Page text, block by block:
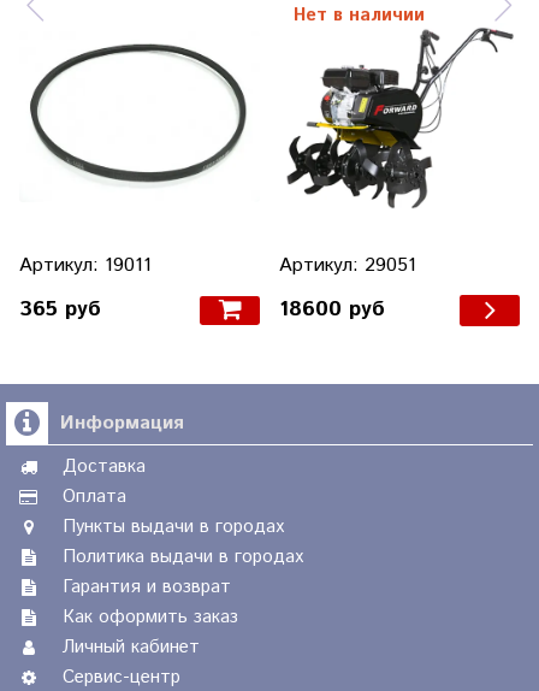
Артикул: 19011
365 руб
Нет в наличии
Артикул: 29051
18600 руб
Информация
Доставка
Оплата
Пункты выдачи в городах
Политика выдачи в городах
Гарантия и возврат
Как оформить заказ
Личный кабинет
Сервис-центр